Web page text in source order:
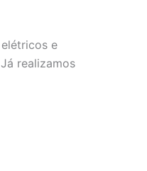
e
realizamos